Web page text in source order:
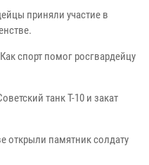
приняли участие в
Как спорт помог росгвардейцу
танк Т-10 и закат
открыли памятник солдату